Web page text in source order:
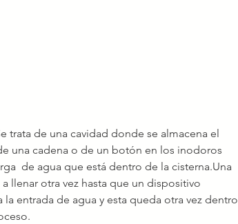
trata de una cavidad donde se almacena el
una cadena o de un botón en los inodoros
de agua que está dentro de la cisterna.Una
llenar otra vez hasta que un dispositivo
entrada de agua y esta queda otra vez dentro